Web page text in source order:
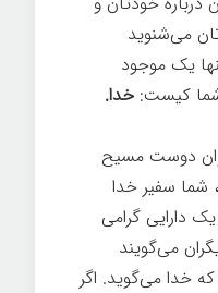
می‌شنوید
یک موجود
کیست: خدا.
دوست مسیح
شما سفیر خدا
دارایی گرامی
می‌گویند
خدا می‌گوید. اگر